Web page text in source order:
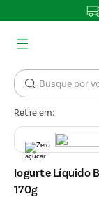
Retire em:
Iogurte Líquido
170g